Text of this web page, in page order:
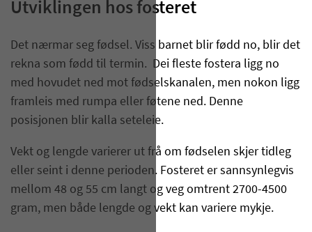
Utviklingen hos fosteret
Det nærmar seg fødsel. Viss barnet blir fødd no, blir det
rekna som fødd til termin. Dei fleste fostera ligg no
med hovudet ned mot fødselskanalen, men nokon ligg
framleis med rumpa eller føtene ned. Denne
posisjonen blir kalla seteleie.
Vekt og lengde varierer ut frå om fødselen skjer tidleg
eller seint i denne perioden. Fosteret er sannsynlegvis
mellom 48 og 55 cm langt og veg omtrent 2700-4500
gram, men både lengde og vekt kan variere mykje.